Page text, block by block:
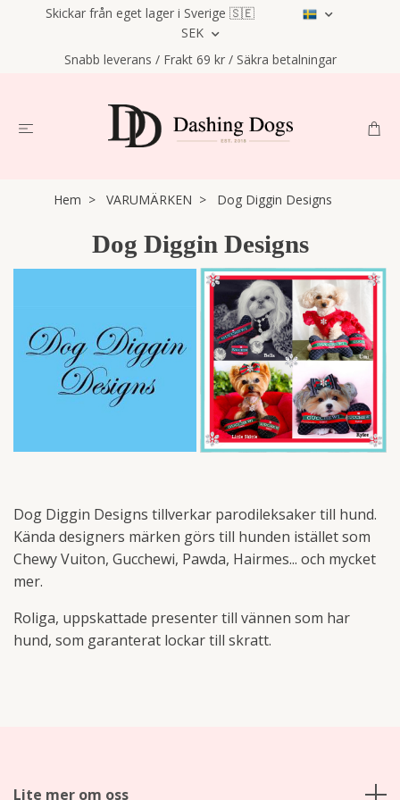
Skickar från eget lager i Sverige 🇸🇪
SEK
Snabb leverans / Frakt 69 kr / Säkra betalningar
Hem VARUMÄRKEN Dog Diggin Designs
Dog Diggin Designs
Dog Diggin Designs tillverkar parodileksaker till hund.
Kända designers märken görs till hunden istället som
Chewy Vuiton, Gucchewi, Pawda, Hairmes... och mycket
mer.
Roliga, uppskattade presenter till vännen som har
hund, som garanterat lockar till skratt.
Lite mer om oss